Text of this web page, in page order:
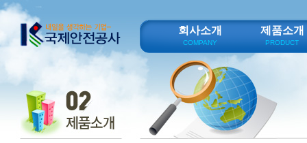
회사소개
COMPANY
제품소개
PRODUCT